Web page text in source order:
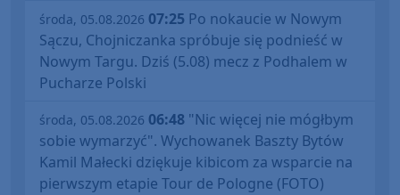
środa, 05.08.2026 07:25 Po nokaucie w Nowym
Sączu, Chojniczanka spróbuje się podnieść w
Nowym Targu. Dziś (5.08) mecz z Podhalem w
Pucharze Polski
środa, 05.08.2026 06:48 "Nic więcej nie mógłbym
sobie wymarzyć". Wychowanek Baszty Bytów
Kamil Małecki dziękuje kibicom za wsparcie na
pierwszym etapie Tour de Pologne (FOTO)